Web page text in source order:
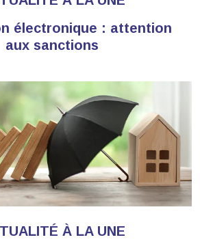
électronique : attention
aux sanctions
À LA UNE